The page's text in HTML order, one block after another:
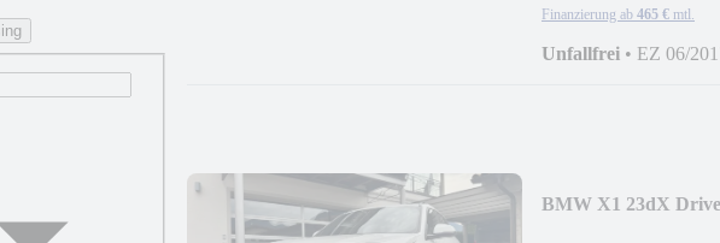
Finanzierung ab 465 € mtl.
Unfallfrei • EZ 06/
BMW X1 23dX